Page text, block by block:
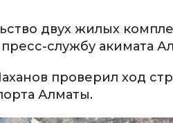
двух жилых
службу акимата
проверил ход
Алматы.